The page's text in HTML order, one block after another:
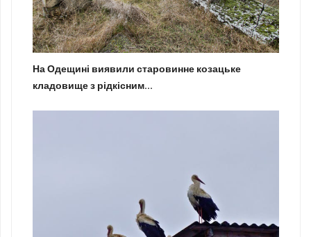
На Одещині виявили старовинне козацьке
кладовище з рідкісним...